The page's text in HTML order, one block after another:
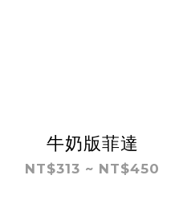
牛奶版菲達
NT$313 ~ NT$450